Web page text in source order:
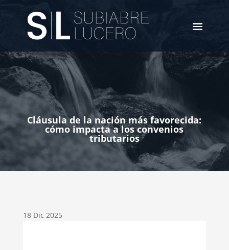
Cláusula de la nación más favorecida:
cómo impacta a los convenios
tributarios
18 Dic 2025